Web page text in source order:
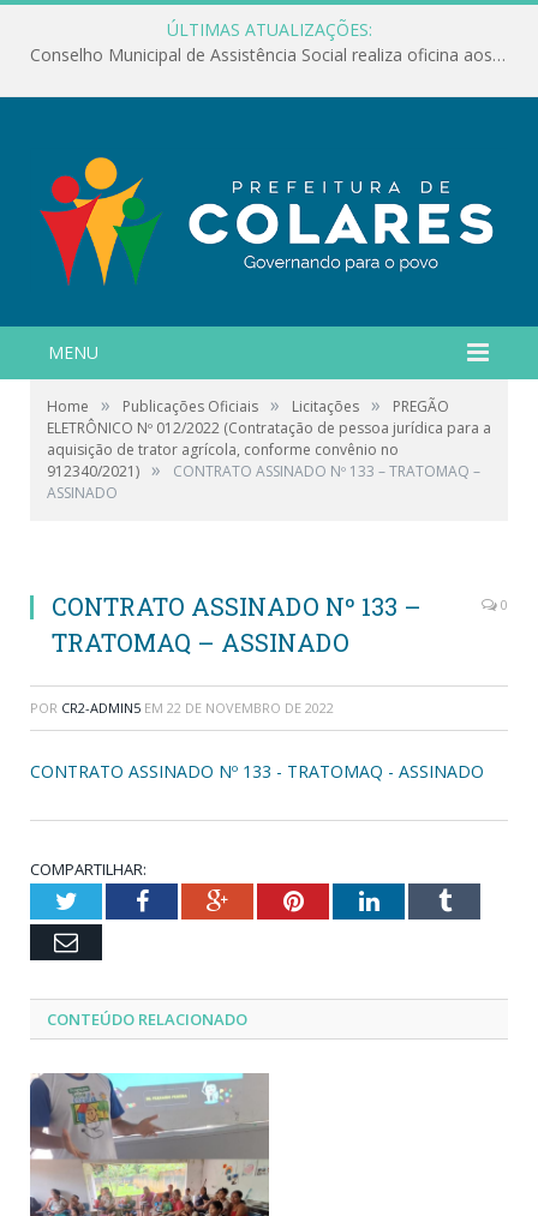
ÚLTIMAS ATUALIZAÇÕES:
Conselho Municipal de Assistência Social realiza oficina aos servidores
MENU
Home » Publicações Oficiais » Licitações »
PREGÃO
ELETRÔNICO Nº 012/2022 (Contratação de pessoa jurídica para a
aquisição de trator agrícola, conforme convênio no
912340/2021) »
CONTRATO ASSINADO Nº 133 – TRATOMAQ –
ASSINADO
CONTRATO ASSINADO Nº 133 –
TRATOMAQ – ASSINADO
0
POR CR2-ADMIN5 EM 22 DE NOVEMBRO DE 2022
CONTRATO ASSINADO Nº 133 - TRATOMAQ - ASSINADO
COMPARTILHAR:
TwitterFacebookGoogle+PinterestLinkedInTumblr
Email
CONTEÚDO RELACIONADO